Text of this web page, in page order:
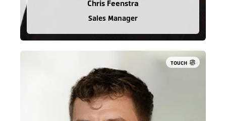
Chris Feenstra
Sales Manager
TOUCH